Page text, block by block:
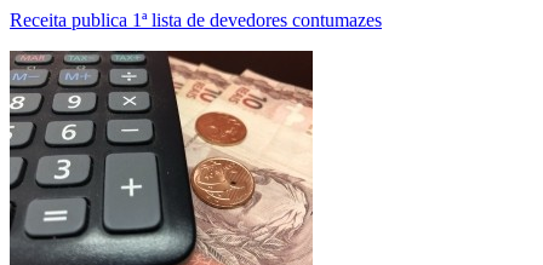
Receita publica 1ª lista de devedores contumazes